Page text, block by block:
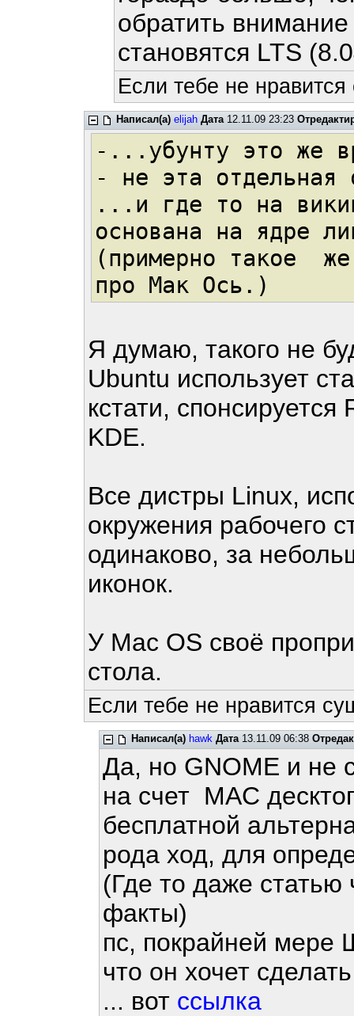
обратить
становятся LTS
Если тебе не
Написал(а) elijah Дата12.11.09 23:23
-...убунту это же
- не эта
...и где то на
основана на ядре
(примерно такое же
про Мак Ось.)
Я думаю, такого не
Ubuntu использует
кстати,
KDE.
Все дистры Linux,
окружения рабочего
одинаково, за
иконок.
У Mac OS своё
стола.
Если тебе не нравится
Написал(а) hawk Дата13.11.09 06:38
Да, но GNOME и не
на счет MAC
бесплатной
рода ход, для
(Где то даже статью
факты)
пс, покрайней мере
что он хочет
... вот ссылка